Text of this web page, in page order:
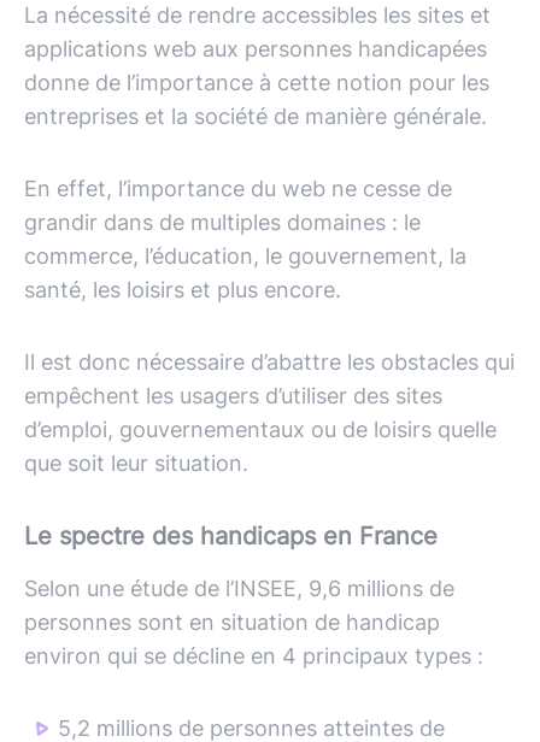
La nécessité de rendre accessibles les sites et
applications web aux personnes handicapées
donne de l’importance à cette notion pour les
entreprises et la société de manière générale.
En effet, l’importance du web ne cesse de
grandir dans de multiples domaines : le
commerce, l’éducation, le gouvernement, la
santé, les loisirs et plus encore.
Il est donc nécessaire d’abattre les obstacles qui
empêchent les usagers d’utiliser des sites
d’emploi, gouvernementaux ou de loisirs quelle
que soit leur situation.
Le spectre des handicaps en France
Selon une étude de l’INSEE, 9,6 millions de
personnes sont en situation de handicap
environ qui se décline en 4 principaux types :
5,2 millions de personnes atteintes de